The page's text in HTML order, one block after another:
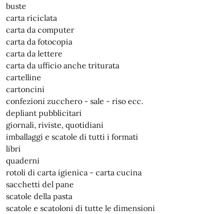
buste
carta riciclata
carta da computer
carta da fotocopia
carta da lettere
carta da ufficio anche triturata
cartelline
cartoncini
confezioni zucchero - sale - riso ecc.
depliant pubblicitari
giornali, riviste, quotidiani
imballaggi e scatole di tutti i formati
libri
quaderni
rotoli di carta igienica - carta cucina
sacchetti del pane
scatole della pasta
scatole e scatoloni di tutte le dimensioni